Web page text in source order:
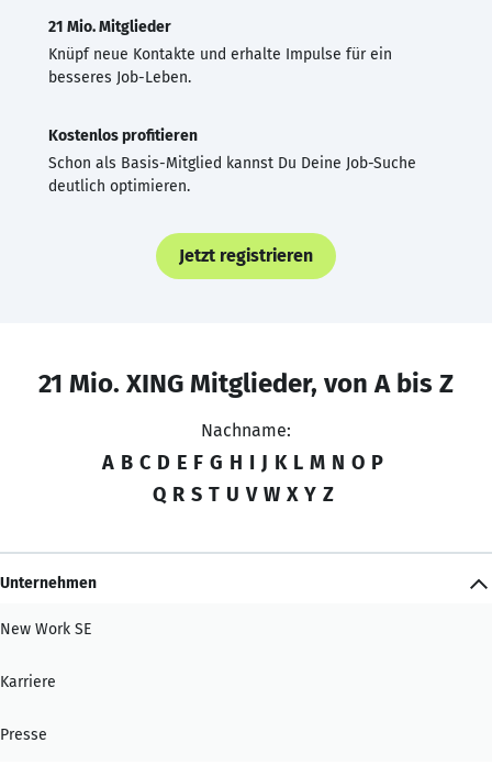
21 Mio. Mitglieder
Knüpf neue Kontakte und erhalte Impulse für ein
besseres Job-Leben.
Kostenlos profitieren
Schon als Basis-Mitglied kannst Du Deine Job-Suche
deutlich optimieren.
Jetzt registrieren
21 Mio. XING Mitglieder, von A bis Z
Nachname:
A B C D E F G H I J K L M N O P
Q R S T U V W X Y Z
Unternehmen
New Work SE
Karriere
Presse